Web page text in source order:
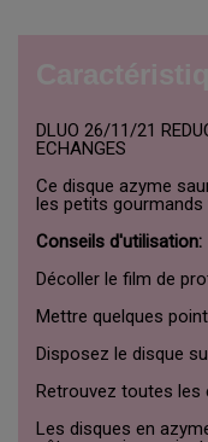
DLUO 26/11/21
ECHANGES
Ce disque azyme
les petits gourmands
Conseils d'utilisation:
Décoller le film de
Mettre quelques
Disposez le disque
Retrouvez toutes les
Les disques en